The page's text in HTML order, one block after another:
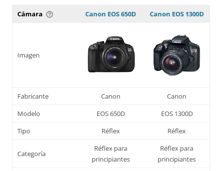
Cámara help_outline Canon EOS 650D Canon EOS 1300D
Imagen
Fabricante Canon
Canon
Modelo
EOS 650D
EOS 1300D
Tipo
Réflex Réflex
Categoría
Réflex para
principiantes
Réflex para
principiantes